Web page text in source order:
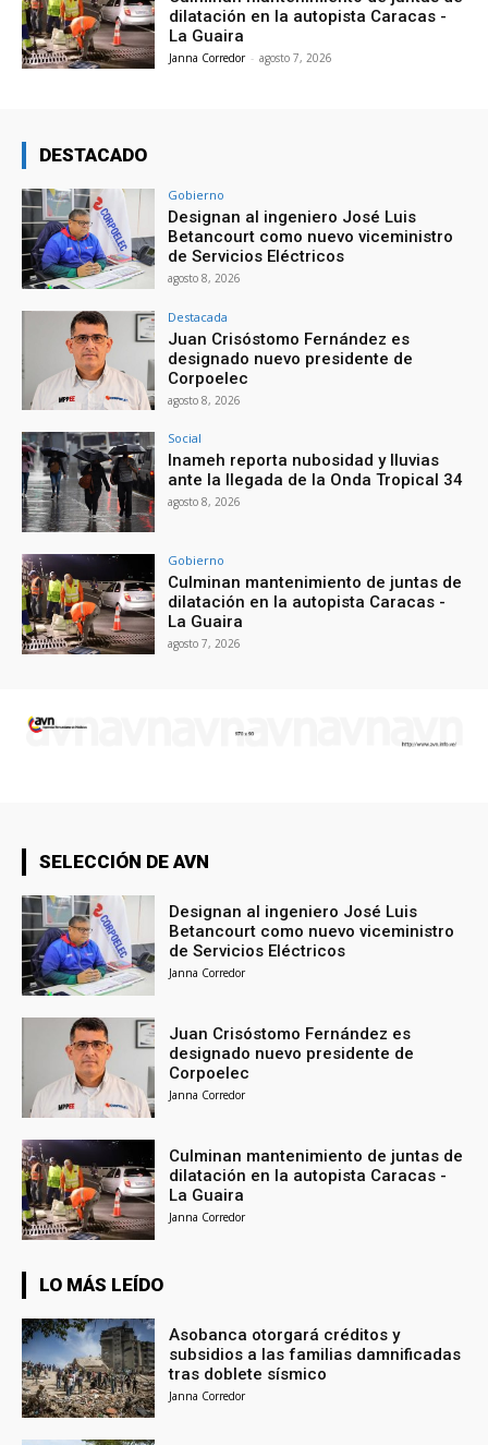
dilatación en la autopista Caracas -
La Guaira
Janna Corredor - agosto 7, 2026
DESTACADO
Gobierno
Designan al ingeniero José Luis
Betancourt como nuevo viceministro
de Servicios Eléctricos
agosto 8, 2026
Destacada
Juan Crisóstomo Fernández es
designado nuevo presidente de
Corpoelec
agosto 8, 2026
Social
Inameh reporta nubosidad y lluvias
ante la llegada de la Onda Tropical 34
agosto 8, 2026
Gobierno
Culminan mantenimiento de juntas de
dilatación en la autopista Caracas -
La Guaira
agosto 7, 2026
SELECCIÓN DE AVN
Designan al ingeniero José Luis
Betancourt como nuevo viceministro
de Servicios Eléctricos
Janna Corredor
Juan Crisóstomo Fernández es
designado nuevo presidente de
Corpoelec
Janna Corredor
Culminan mantenimiento de juntas de
dilatación en la autopista Caracas -
La Guaira
Janna Corredor
LO MÁS LEÍDO
Asobanca otorgará créditos y
subsidios a las familias damnificadas
tras doblete sísmico
Janna Corredor